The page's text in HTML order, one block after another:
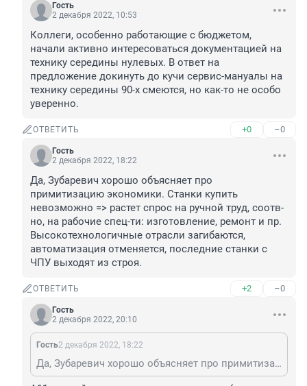
Гость
2 декабря 2022, 10:53
Коллеги, особенно работающие с бюджетом,
начали активно интересоваться документацией на
технику середины нулевых. В ответ на
предложение докинуть до кучи сервис-мануалы на
технику середины 90-х смеются, но как-то не особо
уверенно.
ОТВЕТИТЬ +0 –0
Гость
2 декабря 2022, 18:22
Да, Зубаревич хорошо объясняет про
примитизацию экономики. Станки купить
невозможно => растет спрос на ручной труд, соотв-
но, на рабочие спец-ти: изготовление, ремонт и пр.
Высокотехнологичные отрасли загибаются,
автоматизация отменяется, последние станки с
ЧПУ выходят из строя.
ОТВЕТИТЬ +2 –0
Гость
2 декабря 2022, 20:10
Гость2 декабря 2022, 18:22
Да, Зубаревич хорошо объясняет про примитизацию экономики. Станки купить невозможно => растет спрос на ручной труд, соотв-но, на рабочие спец-ти: изготовление, ремонт и пр. Высокотехнологичные отрасли загибаются, автоматизация отменяется, последние станки с ЧПУ выходят из строя.